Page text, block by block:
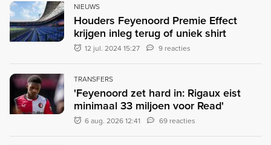
NIEUWS
Houders Feyenoord Premie Effect
krijgen inleg terug of uniek shirt
12 jul. 2024 15:27 9 reacties
TRANSFERS
'Feyenoord zet hard in: Rigaux eist
minimaal 33 miljoen voor Read'
6 aug. 2026 12:41 69 reacties